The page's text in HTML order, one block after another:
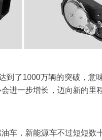
到了1000万辆的突破，意
进一步增长，迈向新的里
车，新能源车不过短短数